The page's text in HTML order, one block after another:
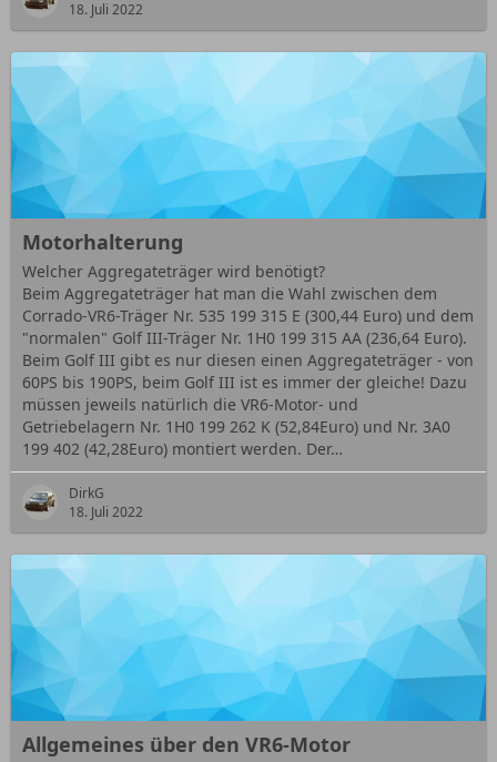
18. Juli 2022
Motorhalterung
Welcher Aggregateträger wird benötigt?
Beim Aggregateträger hat man die Wahl zwischen dem
Corrado-VR6-Träger Nr. 535 199 315 E (300,44 Euro) und dem
"normalen" Golf III-Träger Nr. 1H0 199 315 AA (236,64 Euro).
Beim Golf III gibt es nur diesen einen Aggregateträger - von
60PS bis 190PS, beim Golf III ist es immer der gleiche! Dazu
müssen jeweils natürlich die VR6-Motor- und
Getriebelagern Nr. 1H0 199 262 K (52,84Euro) und Nr. 3A0
199 402 (42,28Euro) montiert werden. Der…
DirkG
18. Juli 2022
Allgemeines über den VR6-Motor